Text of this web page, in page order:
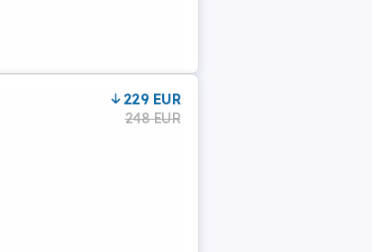
229 EUR
248 EUR